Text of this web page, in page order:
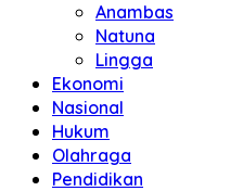
Anambas
Natuna
Lingga
Ekonomi
Nasional
Hukum
Olahraga
Pendidikan